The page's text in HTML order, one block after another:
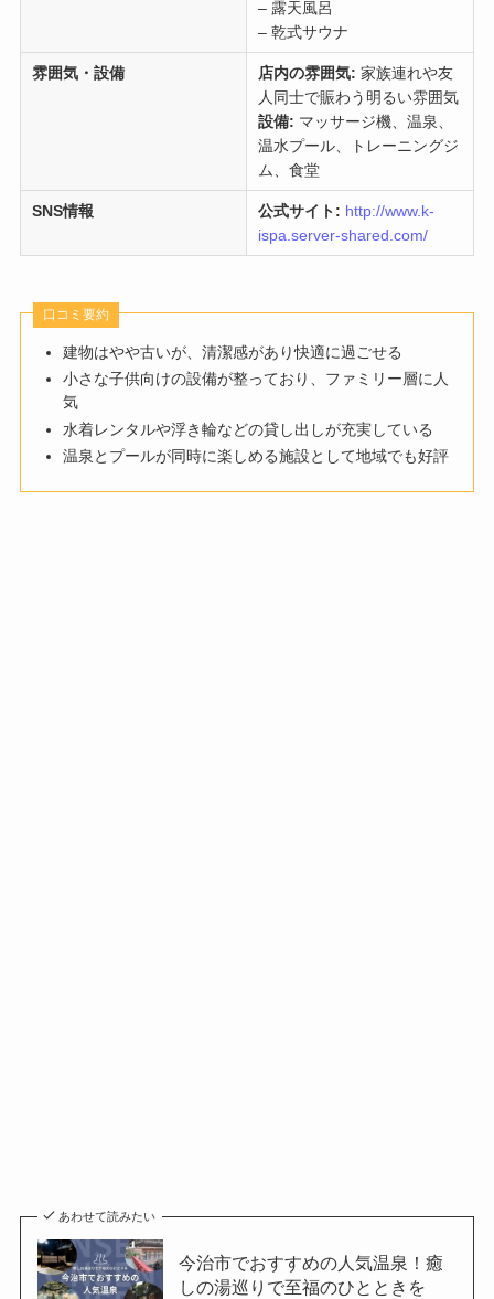
– 露天風呂
– 乾式サウナ
雰囲気・設備 店内の雰囲気: 家族連れや友
人同士で賑わう明るい雰囲気
設備: マッサージ機、温泉、
温水プール、トレーニングジ
ム、食堂
SNS情報 公式サイト: http://www.k-
ispa.server-shared.com/
口コミ要約
建物はやや古いが、清潔感があり快適に過ごせる
小さな子供向けの設備が整っており、ファミリー層に人
気
水着レンタルや浮き輪などの貸し出しが充実している
温泉とプールが同時に楽しめる施設として地域でも好評
あわせて読みたい
今治市でおすすめの人気温泉！癒
しの湯巡りで至福のひとときを